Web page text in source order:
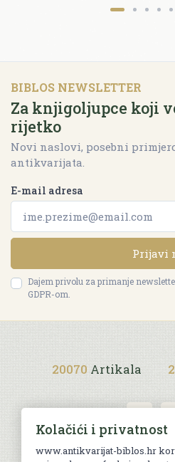
BIBLOS NEWSLETTER
Za knjigoljupce koji
rijetko
Novi naslovi, posebni
antikvarijata.
E-mail adresa
Prijavi
Dajem privolu za primanje
GDPR-om.
20070 Artikala
Kolačići i privatnost
www.antikvarijat-biblos.hr